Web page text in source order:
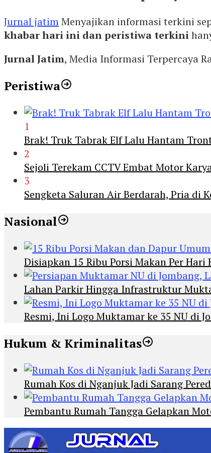
Jurnal jatimMenyajikan informasi terkini
khabar hari ini dan peristiwa terkini
Jurnal Jatim, Media Informasi Terpercaya
Peristiwa
1
Brak! Truk Tabrak Elf Lalu Hantam
2
Sejoli Terekam CCTV Embat Motor
3
Sengketa Saluran Air Berdarah, Pria di
Nasional
Disiapkan 15 Ribu Porsi Makan Per
Lahan Parkir Hingga Infrastruktur
Resmi, Ini Logo Muktamar ke 35 NU di
Hukum & Kriminalitas
Rumah Kos di Nganjuk Jadi Sarang
Pembantu Rumah Tangga Gelapkan